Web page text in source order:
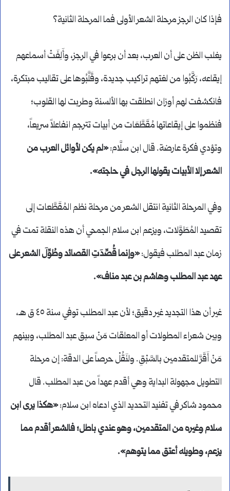
فإذا كان الرجز مرحلة الشعر الأولى فما المرحلة الثانية؟
يغلب الظن على أن العرب، بعد أن برعوا في الرجز، وأَلِفَتْ أسماعهم
إيقاعه، رَكَّبُوا من لغتهم تراكيب جديدة، وقَلَّبُوها على تقاليب مبتكرة،
فانكشفت لهم أوزان انطلقت بها الألسنة وطربت لها القلوب؛
فنظموا على إيقاعاتها مُقَطَّعَات من أبيات تترجم انفاعلاً سريعاً،
وتؤدي فكرة عارضة. قال ابن سلَّام:«لم يكن لأوائل العرب من
الشعر إلا الأبيات يقولها الرجل في حاجته».
وفي المرحلة الثانية انتقل الشعر من مرحلة نظم المُقَطَّعات إلى
تقصيد المُطَوَّلات، ويزعم ابن سلام الجمحي أن هذه النقلة تمت في
زمان عبد المطلب فيقول:«وإنما قُصِّدَتِ القصائد وطُوِّلَ الشعر على
عهد عبد المطلب وهاشم بن عبد مناف».
غير أن هذا التجديد غير دقيق؛ لأن عبد المطلب توفي سنة ٤٥ ق هـ،
وبين شعراء المطولات أو المعلقات مَنْ سبق عبد المطلب، وبينهم
مَنْ أَقَرَّ للمتقدمين بالسَّبْقِ. ولنَقُلْ حرصاً على الدقة: إن مرحلة
التطويل مجهولة البداية وهي أقدم عهداً من عبد المطلب. قال
محمود شاكر في تفنيد التحديد الذي ادعاه ابن سلام:«هكذا يرى ابن
سلام وغيره من المتقدمين، وهو عندي باطل؛ فالشعر أقدم مما
يزعم، وطويله أعتق مما يتوهم».